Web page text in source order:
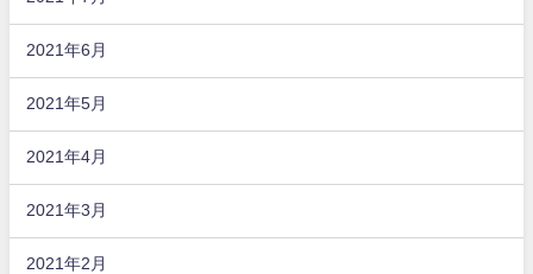
2021年6月
2021年5月
2021年4月
2021年3月
2021年2月